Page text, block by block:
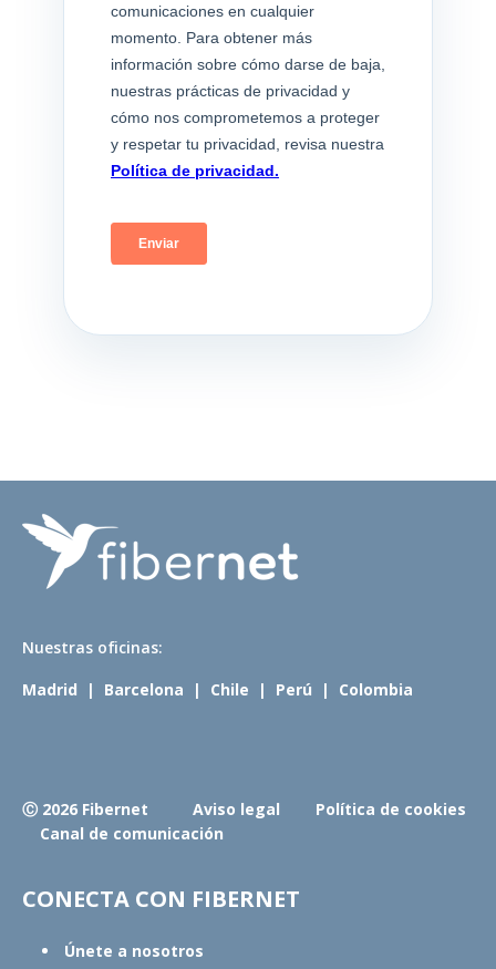
Nuestras oficinas:
Madrid | Barcelona | Chile | Perú | Colombia
Ⓒ 2026 Fibernet Aviso legal
Política de cookies
Canal de comunicación
CONECTA CON FIBERNET
Únete a nosotros